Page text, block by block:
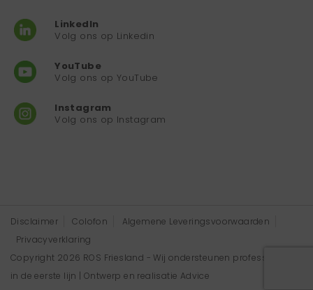
LinkedIn
Volg ons op Linkedin
YouTube
Volg ons op YouTube
Instagram
Volg ons op Instagram
Disclaimer Colofon
Algemene Leveringsvoorwaarden
Privacyverklaring
Copyright 2026 ROS Friesland - Wij ondersteunen professionals
in de eerste lijn | Ontwerp en realisatie Advice